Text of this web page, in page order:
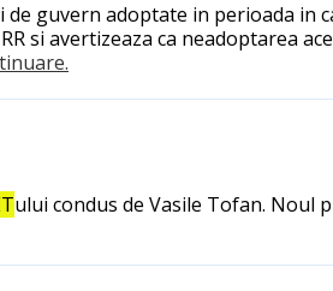
de guvern adoptate in perioada in
si avertizeaza ca neadoptarea
ului condus de Vasile Tofan. Noul